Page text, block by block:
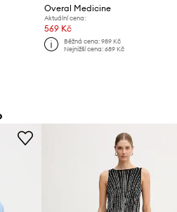
Overal Medicine
Aktuální cena:
569 Kč
Běžná cena: 989 Kč
Nejnižší cena: 689 Kč